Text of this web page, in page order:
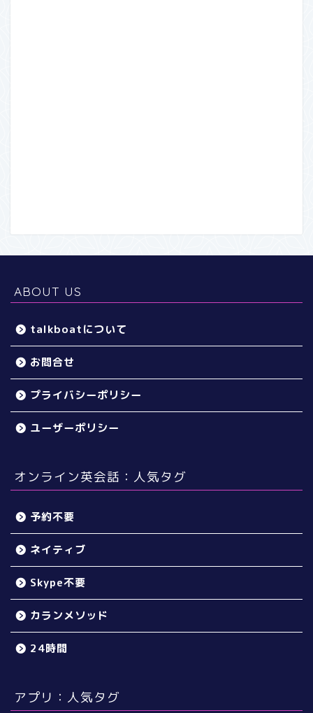
ABOUT US
talkboatについて
お問合せ
プライバシーポリシー
ユーザーポリシー
オンライン英会話：人気タグ
予約不要
ネイティブ
Skype不要
カランメソッド
24時間
アプリ：人気タグ